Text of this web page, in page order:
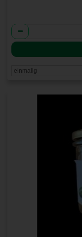
Anzahl